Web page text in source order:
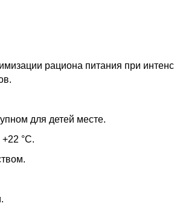
рациона питания при
для детей месте.
°С.